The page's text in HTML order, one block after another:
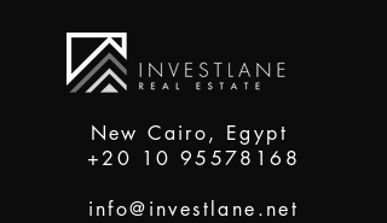
New Cairo, Egypt
+20 10 95578168
info@investlane.net